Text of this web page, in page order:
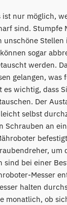
ist nur möglich,
sind. Stumpfe
Stellen
sogar
werden.
gelangen, was
es wichtig, dass
Der
selbst
Schrauben an
um
sind bei einer
Messer
halten
monatlich, ob